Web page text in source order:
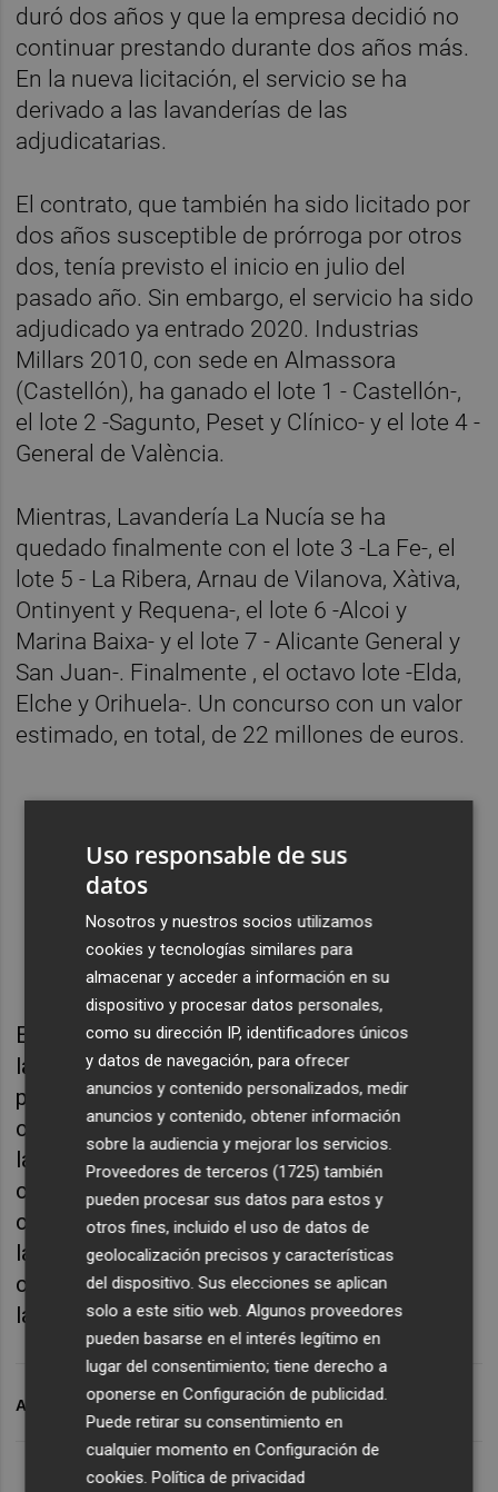
duró dos años y que la empresa decidió no
continuar prestando durante dos años más.
En la nueva licitación, el servicio se ha
derivado a las lavanderías de las
adjudicatarias.
El contrato, que también ha sido licitado por
dos años susceptible de prórroga por otros
dos, tenía previsto el inicio en julio del
pasado año. Sin embargo, el servicio ha sido
adjudicado ya entrado 2020. Industrias
Millars 2010, con sede en Almassora
(Castellón), ha ganado el lote 1 - Castellón-,
el lote 2 -Sagunto, Peset y Clínico- y el lote 4 -
General de València.
Mientras, Lavandería La Nucía se ha
quedado finalmente con el lote 3 -La Fe-, el
lote 5 - La Ribera, Arnau de Vilanova, Xàtiva,
Ontinyent y Requena-, el lote 6 -Alcoi y
Marina Baixa- y el lote 7 - Alicante General y
San Juan-. Finalmente , el octavo lote -Elda,
Elche y Orihuela-. Un concurso con un valor
estimado, en total, de 22 millones de euros.
El servicio incluye recogida de ropa sucia en
las dependencias de los centro; clasificación
por tipo de ropa para llevar a cabo su
correspondiente proceso de higienización;
lavado, limpieza, desinfección, secado,
calandrado, planchado, plegado, repaso de
costura, empaquetado y expedición. También
la entrega de la ropa limpia a los
correspondientes centros sanitarios desde la
lavandería de la empresa adjudicataria.
ARCHIVADO EN SANIDAD
Uso responsable de sus
datos
Nosotros y nuestros socios utilizamos
cookies y tecnologías similares para
almacenar y acceder a información en su
dispositivo y procesar datos personales,
como su dirección IP, identificadores únicos
y datos de navegación, para ofrecer
anuncios y contenido personalizados, medir
anuncios y contenido, obtener información
sobre la audiencia y mejorar los servicios.
Proveedores de terceros (1725) también
pueden procesar sus datos para estos y
otros fines, incluido el uso de datos de
geolocalización precisos y características
del dispositivo. Sus elecciones se aplican
solo a este sitio web. Algunos proveedores
pueden basarse en el interés legítimo en
lugar del consentimiento; tiene derecho a
oponerse enConfiguración de publicidad
Puede retirar su consentimiento en
cualquier momento enConfiguración de
cookies .Política de privacidad